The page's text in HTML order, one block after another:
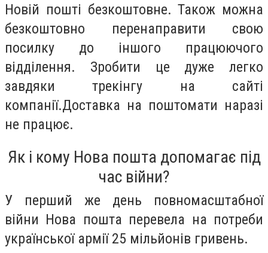
Новій пошті безкоштовне. Також можна
безкоштовно перенаправити свою
посилку до іншого працюючого
відділення. Зробити це дуже легко
завдяки трекінгу на сайті
компанії.Доставка на поштомати наразі
не працює.
Як і кому Нова пошта допомагає під
час війни?
У перший же день повномасштабної
війни Нова пошта перевела на потреби
української армії 25 мільйонів гривень.